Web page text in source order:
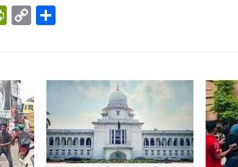
PrintFriendly
Copy
Link